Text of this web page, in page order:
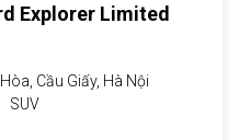
Explorer Limited
Cầu Giấy, Hà Nội
SUV